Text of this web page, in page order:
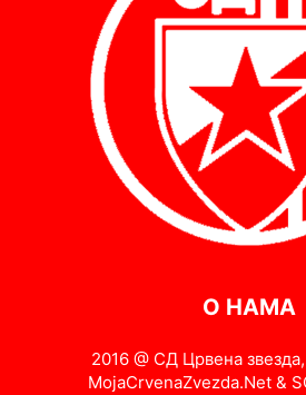
О НАМА
2016 @ СД Црвена
MojaCrvenaZvezda.Net &